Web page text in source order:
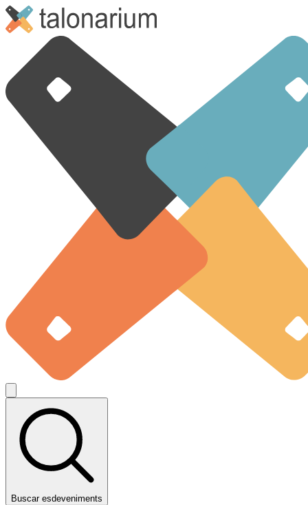
Buscar esdeveniments